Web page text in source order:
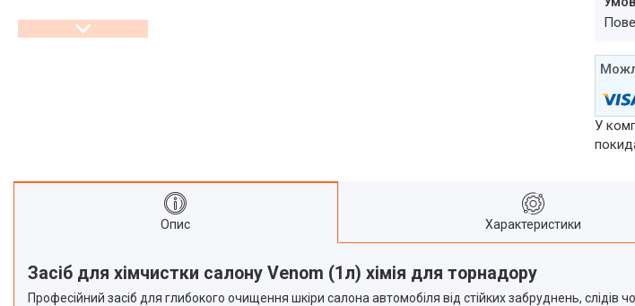
ROAD
Автономні повітряні опалювачі
Швидкомонтажні пістолети
спецтехніки
Бурові установки
У
Опис Характеристики
Засіб для хімчистки салону Venom (1л) хімія для торнадору
Професійний засіб для глибокого очищення шкіри салона автомобіля від стійких забруднень, слідів